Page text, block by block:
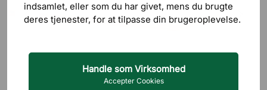
indsamlet, eller som du har givet, mens du brugte
deres tjenester, for at tilpasse din brugeroplevelse.
Handle som Virksomhed
Accepter Cookies